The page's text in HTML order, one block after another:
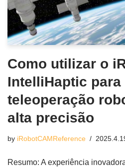
Como utilizar o
IntelliHaptic para
teleoperação
alta precisão
by iRobotCAMReference
Resumo: A experiência